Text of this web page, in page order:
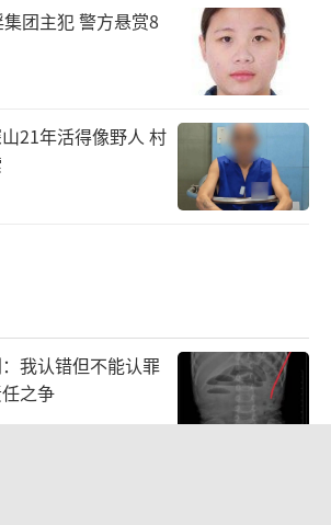
团主犯 警方悬赏8
21年活得像野人 村
我认错但不能认罪
之争